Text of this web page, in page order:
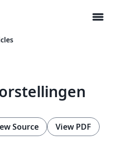
menu
Source View PDF